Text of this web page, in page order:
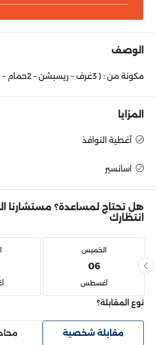
الوصف
مكونة من : ( 3غرف – ريسبشن – 2حمام – مطبخ )
المزايا
أغطية النوافذ
اسانسير
هل تحتاج لمساعدة؟ مستشارنا
انتظارك
الخميس
06
أغسطس
نوع المقابلة؟
مقابلة شخصية